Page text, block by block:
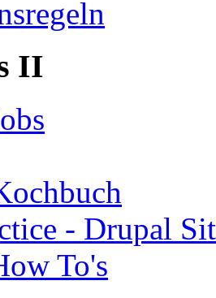
II
- Drupal
To's